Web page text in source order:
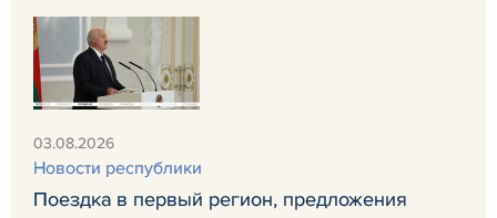
03.08.2026
Новости республики
Поездка в первый регион, предложения